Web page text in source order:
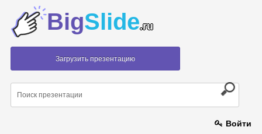
BigSlide.ru
Загрузить презентацию
Войти